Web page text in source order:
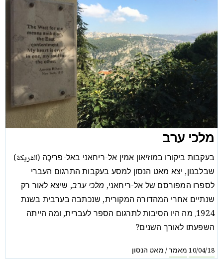
מלכי ערב
בעקבות ביקורו במוזיאון אמין אל-ריחאני באל-פריכֶּה (الفريكة)
שבלבנון, יצא מאט הנסון למסע בעקבות התרגום העברי
לספרו המפורסם של אל-ריחאני, מלכי ערב, שיצא לאור רק
שנתיים אחרי המהדורה המקורית, שנכתבה בערבית בשנת
1924. מה היו הסיבות לתרגום הספר לעברית, ומה הייתה
השפעתו לאורך השנים?
10/04/18מאמר/מאט הנסון